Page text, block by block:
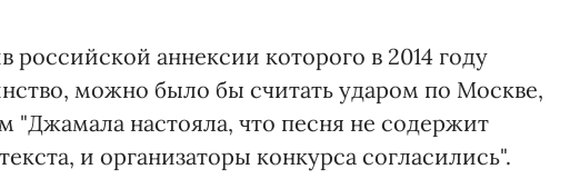
российской аннексии которого в 2014 году
можно было бы считать ударом по Москве,
"Джамала настояла, что песня не содержит
и организаторы конкурса согласились".